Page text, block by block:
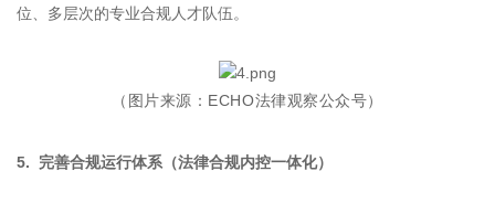
位、多层次的专业合规人才队伍。
（图片来源：ECHO法律观察公众号）
5. 完善合规运行体系（法律合规内控一体化）